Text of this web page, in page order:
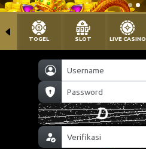
TOGEL SLOT LIVE CASINO